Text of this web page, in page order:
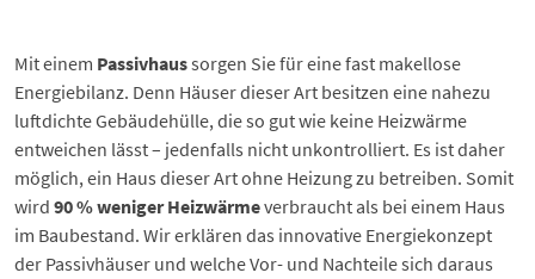
Mit einem Passivhaussorgen Sie für eine fast makellose
Energiebilanz. Denn Häuser dieser Art besitzen eine nahezu
luftdichte Gebäudehülle, die so gut wie keine Heizwärme
entweichen lässt – jedenfalls nicht unkontrolliert. Es ist daher
möglich, ein Haus dieser Art ohne Heizung zu betreiben. Somit
wird 90 % weniger Heizwärmeverbraucht als bei einem Haus
im Baubestand. Wir erklären das innovative Energiekonzept
der Passivhäuser und welche Vor- und Nachteile sich daraus